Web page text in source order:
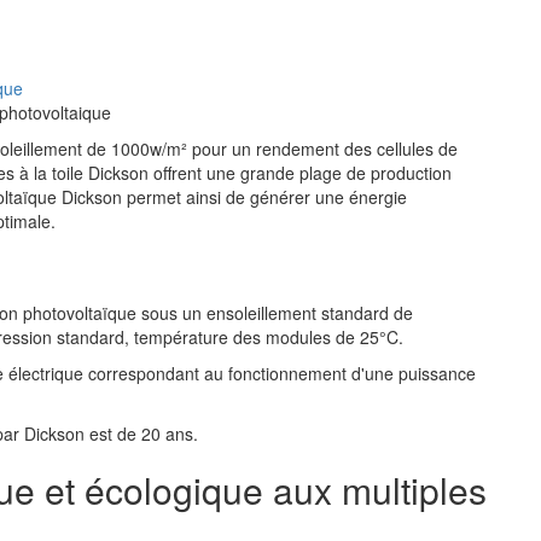
de 1000w/m² pour un rendement des cellules de
à la toile Dickson offrent une grande plage de production
Dickson permet ainsi de générer une énergie
photovoltaïque sous un ensoleillement standard de
standard, température des modules de 25°C.
correspondant au fonctionnement d'une puissance
Dickson est de 20 ans.
et écologique aux multiples